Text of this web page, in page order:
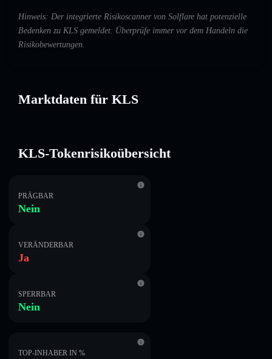
Hinweis: Der integrierte Risikoscanner von Solflare hat potenzielle
Bedenken zu KLS gemeldet. Überprüfe immer vor dem Handeln die
Risikobewertungen.
Marktdaten für KLS
KLS-Tokenrisikoübersicht
PRÄGBAR
Nein
VERÄNDERBAR
Ja
SPERRBAR
Nein
TOP-INHABER IN %